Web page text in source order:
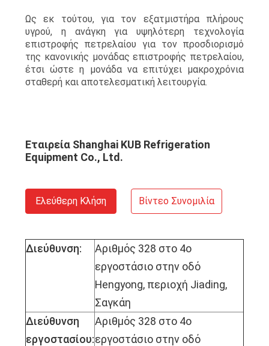
Ως εκ τούτου, για τον εξατμιστήρα πλήρους
υγρού, η ανάγκη για υψηλότερη τεχνολογία
επιστροφής πετρελαίου για τον προσδιορισμό
της κανονικής μονάδας επιστροφής πετρελαίου,
έτσι ώστε η μονάδα να επιτύχει μακροχρόνια
σταθερή και αποτελεσματική λειτουργία.
Εταιρεία Shanghai KUB Refrigeration
Equipment Co., Ltd.
Ελεύθερη Κλήση Βίντεο Συνομιλία
Διεύθυνση:
Αριθμός 328 στο 4ο
εργοστάσιο στην οδό
Hengyong, περιοχή Jiading,
Σαγκάη
Διεύθυνση
εργοστασίου:
Αριθμός 328 στο 4ο
εργοστάσιο στην οδό